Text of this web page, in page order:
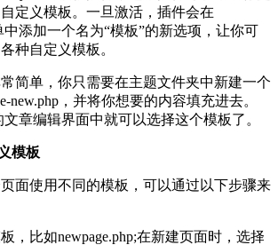
定义模板。一旦激活，插件会在
中添加一个名为“模板”的新选项，让你可
种自定义模板。
简单，你只需要在主题文件夹中新建一个
new.php，并将你想要的内容填充进去。
文章编辑界面中就可以选择这个模板了。
模板
面使用不同的模板，可以通过以下步骤来
，比如newpage.php;在新建页面时，选择